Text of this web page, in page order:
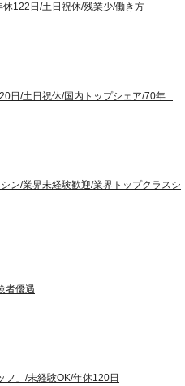
122日/土日祝休/残業少/働き方
日/土日祝休/国内トップシェア/70年...
ン/業界未経験歓迎/業界トップクラスシ
者優遇
フ」/未経験OK/年休120日